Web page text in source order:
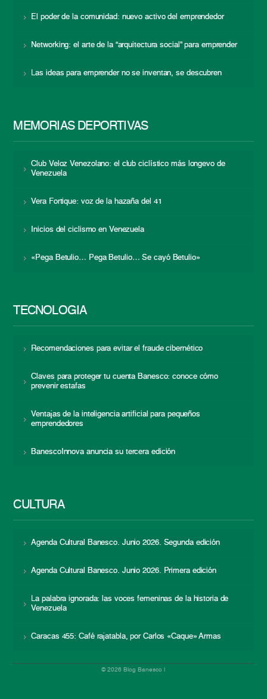
El poder de la comunidad: nuevo activo del emprendedor
Networking: el arte de la “arquitectura social” para emprender
Las ideas para emprender no se inventan, se descubren
MEMORIAS DEPORTIVAS
Club Veloz Venezolano: el club ciclístico más longevo de
Venezuela
Vera Fortique: voz de la hazaña del 41
Inicios del ciclismo en Venezuela
«Pega Betulio… Pega Betulio… Se cayó Betulio»
TECNOLOGÍA
Recomendaciones para evitar el fraude cibernético
Claves para proteger tu cuenta Banesco: conoce cómo
prevenir estafas
Ventajas de la inteligencia artificial para pequeños
emprendedores
BanescoInnova anuncia su tercera edición
CULTURA
Agenda Cultural Banesco. Junio 2026. Segunda edición
Agenda Cultural Banesco. Junio 2026. Primera edición
La palabra ignorada: las voces femeninas de la historia de
Venezuela
Caracas 455: Café rajatabla, por Carlos «Caque» Armas
© 2026 Blog Banesco |